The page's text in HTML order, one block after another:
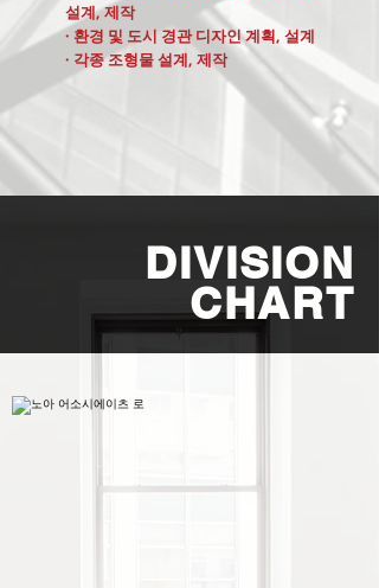
설계, 제작
· 환경 및 도시 경관 디자인 계획, 설계
· 각종 조형물 설계, 제작
DIVISION
CHART